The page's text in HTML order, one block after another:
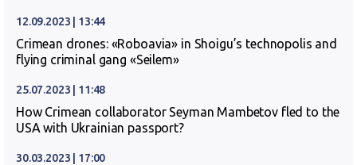
12.09.2023 | 13:44
Crimean drones: «Roboavia» in Shoigu’s technopolis and
flying criminal gang «Seilem»
25.07.2023 | 11:48
How Crimean collaborator Seyman Mambetov fled to the
USA with Ukrainian passport?
30.03.2023 | 17:00